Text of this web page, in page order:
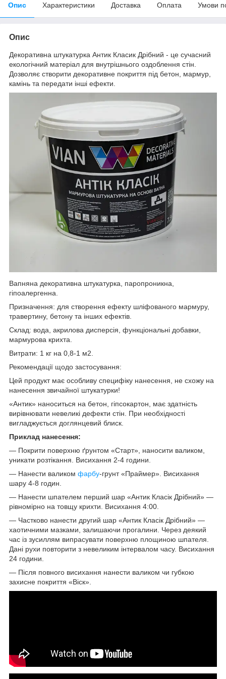
Опис Характеристики Доставка Оплата Умови
Опис
Декоративна штукатурка Антик Класик Дрібний - це сучасний
екологічний матеріал для внутрішнього оздоблення стін.
Дозволяє створити декоративне покриття під бетон, мармур,
камінь та передати інші ефекти.
Вапняна декоративна штукатурка, паропроникна,
гіпоалергенна.
Призначення: для створення ефекту шліфованого мармуру,
травертину, бетону та інших ефектів.
Склад: вода, акрилова дисперсія, функціональні добавки,
мармурова крихта.
Витрати: 1 кг на 0,8-1 м2.
Рекомендації щодо застосування:
Цей продукт має особливу специфіку нанесення, не схожу на
нанесення звичайної штукатурки!
«Антик» наноситься на бетон, гіпсокартон, має здатність
вирівнювати невеликі дефекти стін. При необхідності
вигладжується доглянцевий блиск.
Приклад нанесення:
— Покрити поверхню ґрунтом «Старт», наносити валиком,
уникати розтікання. Висихання 2-4 години.
— Нанести валиком фарбу-грунт «Праймер». Висихання
шару 4-8 годин.
— Нанести шпателем перший шар «Антик Класік Дрібний» —
рівномірно на товщу крихти. Висихання 4:00.
— Частково нанести другий шар «Антик Класік Дрібний» —
хаотичними мазками, залишаючи прогалини. Через деякий
час із зусиллям випрасувати поверхню площиною шпателя.
Дані рухи повторити з невеликим інтервалом часу. Висихання
24 години.
— Після повного висихання нанести валиком чи губкою
захисне покриття «Віск».